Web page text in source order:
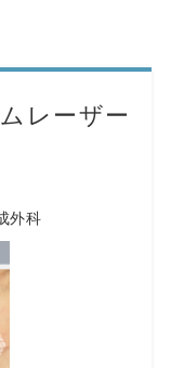
レーザー
科